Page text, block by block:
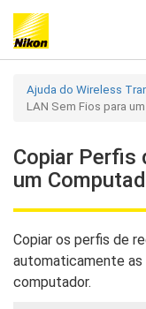
Ajuda do Wireless
LAN Sem Fios para
Copiar Perfis
um
Copiar os perfis de
automaticamente
computador.